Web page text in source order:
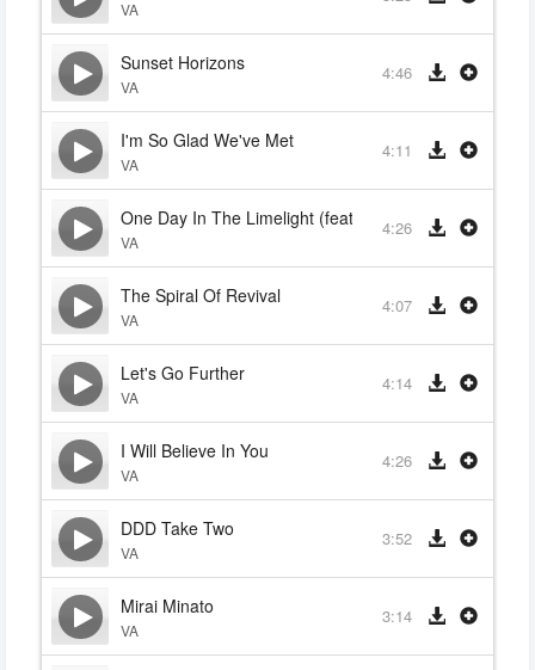
VA
Sunset Horizons
VA
4:46
I'm So Glad We've Met
VA
4:11
One Day In The Limelight (feat. Fye)
VA
4:26
The Spiral Of Revival
VA
4:07
Let's Go Further
VA
4:14
I Will Believe In You
VA
4:26
DDD Take Two
VA
3:52
Mirai Minato
VA
3:14